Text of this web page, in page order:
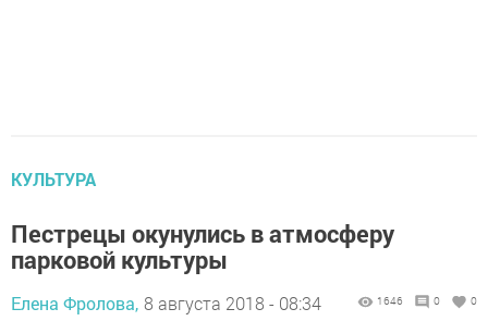
КУЛЬТУРА
Пестрецы окунулись в атмосферу
парковой культуры
Елена Фролова, 8 августа 2018 - 08:34 1646 0 0